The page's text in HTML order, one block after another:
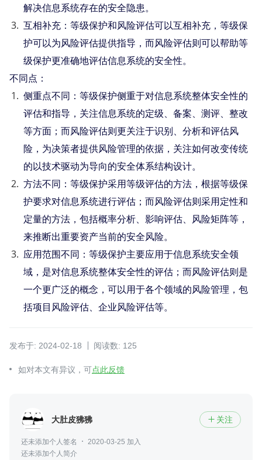
解决信息系统存在的安全隐患。
互相补充：等级保护和风险评估可以互相补充，等级保
护可以为风险评估提供指导，而风险评估则可以帮助等
级保护更准确地评估信息系统的安全性。
不同点：
侧重点不同：等级保护侧重于对信息系统整体安全性的
评估和指导，关注信息系统的定级、备案、测评、整改
等方面；而风险评估则更关注于识别、分析和评估风
险，为决策者提供风险管理的依据，关注如何改变传统
的以技术驱动为导向的安全体系结构设计。
方法不同：等级保护采用等级评估的方法，根据等级保
护要求对信息系统进行评估；而风险评估则采用定性和
定量的方法，包括概率分析、影响评估、风险矩阵等，
来推断出重要资产当前的安全风险。
应用范围不同：等级保护主要应用于信息系统安全领
域，是对信息系统整体安全性的评估；而风险评估则是
一个更广泛的概念，可以用于各个领域的风险管理，包
括项目风险评估、企业风险评估等。
发布于: 2024-02-18 阅读数: 125
如对本文有异议，可点此反馈
大肚皮狒狒  关注
还未添加个人签名
2020-03-25 加入
还未添加个人简介